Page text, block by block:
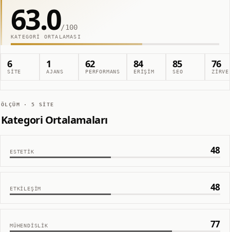
63.0/100
KATEGORI ORTALAMASI
6
SITE
1
AJANS
62
PERFORMANS
84
ERIŞIM
85
SEO
76
ZIRVE
ÖLÇÜM · 5 SITE
Kategori Ortalamaları
ESTETIK 48
ETKILEŞIM 48
MÜHENDISLIK 77